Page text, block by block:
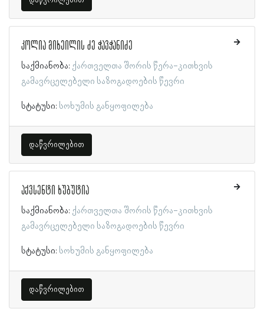
კოლია მიხეილის ძე ჭავჭანიძე
საქმიანობა: ქართველთა შორის წერა-კითხვის
გამავრცელებელი საზოგადოების წევრი
სტატუსი: სოხუმის განყოფილება
დაწვრილებით
აქვსენტი ხუბუტია
საქმიანობა: ქართველთა შორის წერა-კითხვის
გამავრცელებელი საზოგადოების წევრი
სტატუსი: სოხუმის განყოფილება
დაწვრილებით